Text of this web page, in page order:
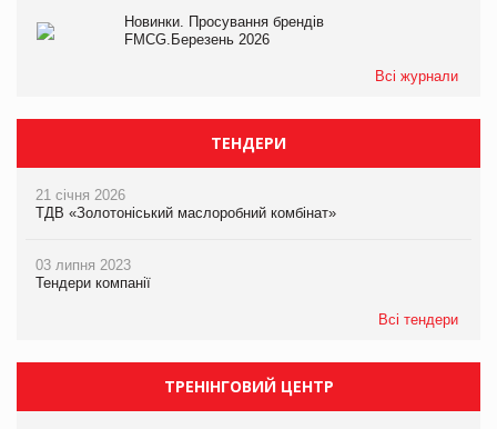
Новинки. Просування брендів
FMCG.Березень 2026
Всі журнали
ТЕНДЕРИ
21 січня 2026
ТДВ «Золотоніський маслоробний комбінат»
03 липня 2023
Тендери компанії
Всі тендери
ТРЕНІНГОВИЙ ЦЕНТР